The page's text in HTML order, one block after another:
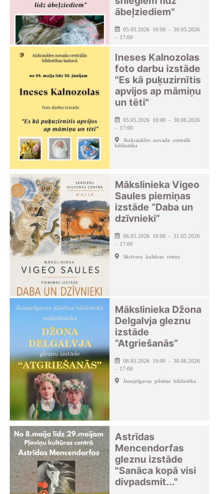
ābeļziediem"
05.05.2026 10:00 - 30.05.2026
- 17:00
bibliotēka
Ineses Kalnozolas
foto darbu izstāde
"Es kā puķuzirnītis
apvijos ap māmiņu
un tēti"
05.05.2026 10:00 - 30.06.2026
- 17:00
Aizkraukles novada centrālā
bibliotēka
Mākslinieka Vigeo
Saules piemiņas
izstāde “Daba un
dzīvnieki”
06.05.2026 10:00 - 31.05.2026
- 17:00
Skrīveru kultūras centrs
Mākslinieka Džona
Delgalvja gleznu
izstāde
“Atgriešanās”
08.05.2026 10:00 - 30.06.2026
- 17:00
Jaunjelgavas pilsētas bibliotēka
Astrīdas
Mencendorfas
gleznu izstāde
"Sanāca kopā visi
divpadsmit..."